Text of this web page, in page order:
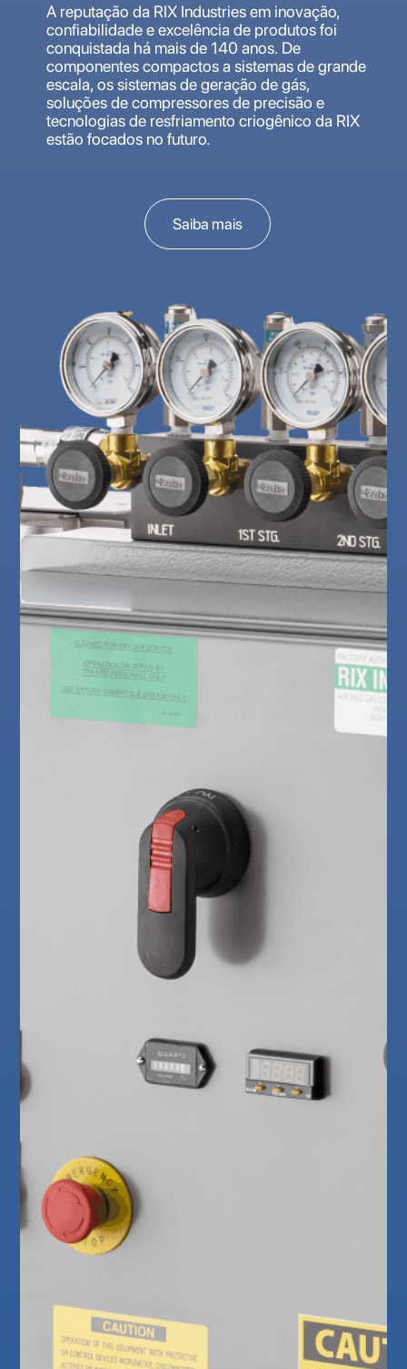
A reputação da RIX Industries em inovação,
confiabilidade e excelência de produtos foi
conquistada há mais de 140 anos. De
componentes compactos a sistemas de grande
escala, os sistemas de geração de gás,
soluções de compressores de precisão e
tecnologias de resfriamento criogênico da RIX
estão focados no futuro.
Saiba mais